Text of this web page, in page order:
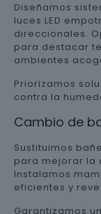
Diseñamos
luces LED
direccionales.
para destacar
ambientes
Priorizamos
contra la
Cambio de
Sustituimos
para mejorar la
Instalamos
eficientes y
Garantizamos